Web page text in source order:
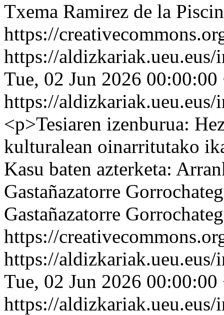
Txema Ramirez de la
https://
https://
Tue, 02 Jun 2026 00:00:00
https://
<p>Tesiaren izenburua:
kulturalean oinarritutako
Kasu baten azterketa:
Gastañazatorre
Gastañazatorre
https://
https://
Tue, 02 Jun 2026 00:00:00
https://